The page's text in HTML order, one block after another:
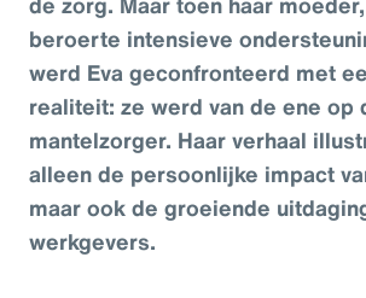
beroerte intensieve
werd Eva geconfronteerd met
realiteit: ze werd van de ene op
mantelzorger. Haar verhaal
alleen de persoonlijke impact
maar ook de groeiende
werkgevers.